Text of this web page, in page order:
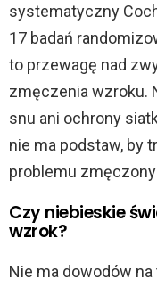
systematyczny
17 badań
to przewagę nad
zmęczenia wzroku.
snu ani ochrony
nie ma podstaw, by
problemu
Czy niebieskie
wzrok?
Nie ma dowodów